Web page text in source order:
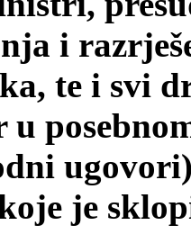
i
te i svi
u
je